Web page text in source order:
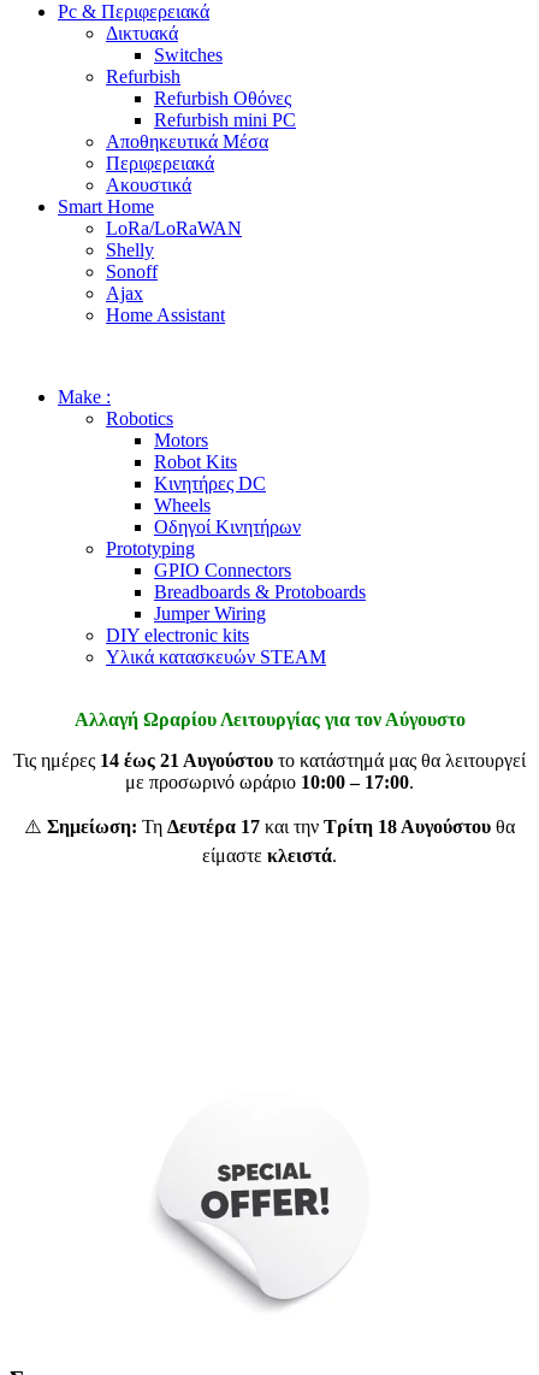
Pc & Περιφερειακά
Δικτυακά
Switches
Refurbish
Refurbish Οθόνες
Refurbish mini PC
Αποθηκευτικά Μέσα
Περιφερειακά
Ακουστικά
Smart Home
LoRa/LoRaWAN
Shelly
Sonoff
Ajax
Home Assistant
Make :
Robotics
Motors
Robot Kits
Κινητήρες DC
Wheels
Οδηγοί Κινητήρων
Prototyping
GPIO Connectors
Breadboards & Protoboards
Jumper Wiring
DIY electronic kits
Υλικά κατασκευών STEAM
Αλλαγή Ωραρίου Λειτουργίας για τον Αύγουστο
Τις ημέρες 14 έως 21 Αυγούστου το κατάστημά μας θα λειτουργεί
με προσωρινό ωράριο 10:00 – 17:00.
⚠️ Σημείωση: Τη Δευτέρα 17 και την Τρίτη 18 Αυγούστου θα
είμαστε κλειστά.